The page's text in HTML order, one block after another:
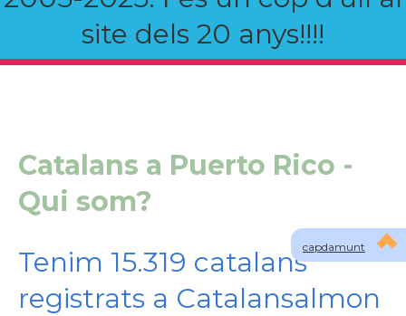
site dels 20 anys!!!!
capdamunt
Catalans a Puerto Rico -
Qui som?
Tenim 15.319 catalans
registrats a Catalansalmon